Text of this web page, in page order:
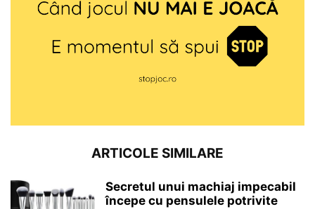
ARTICOLE SIMILARE
Secretul unui machiaj impecabil
începe cu pensulele potrivite